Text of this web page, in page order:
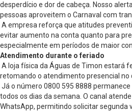
desperdício e dor de cabeça. Nosso
pessoas aproveitem o Carnaval com
A empresa reforça que atitudes
evitar aumento na conta quanto para
especialmente em períodos de maior
Atendimento durante o feriado
A loja física da Águas de Timon estará
retomando o atendimento presencial no
Já o número 0800 595 8888
todos os dias da semana. O canal
WhatsApp, permitindo solicitar segunda